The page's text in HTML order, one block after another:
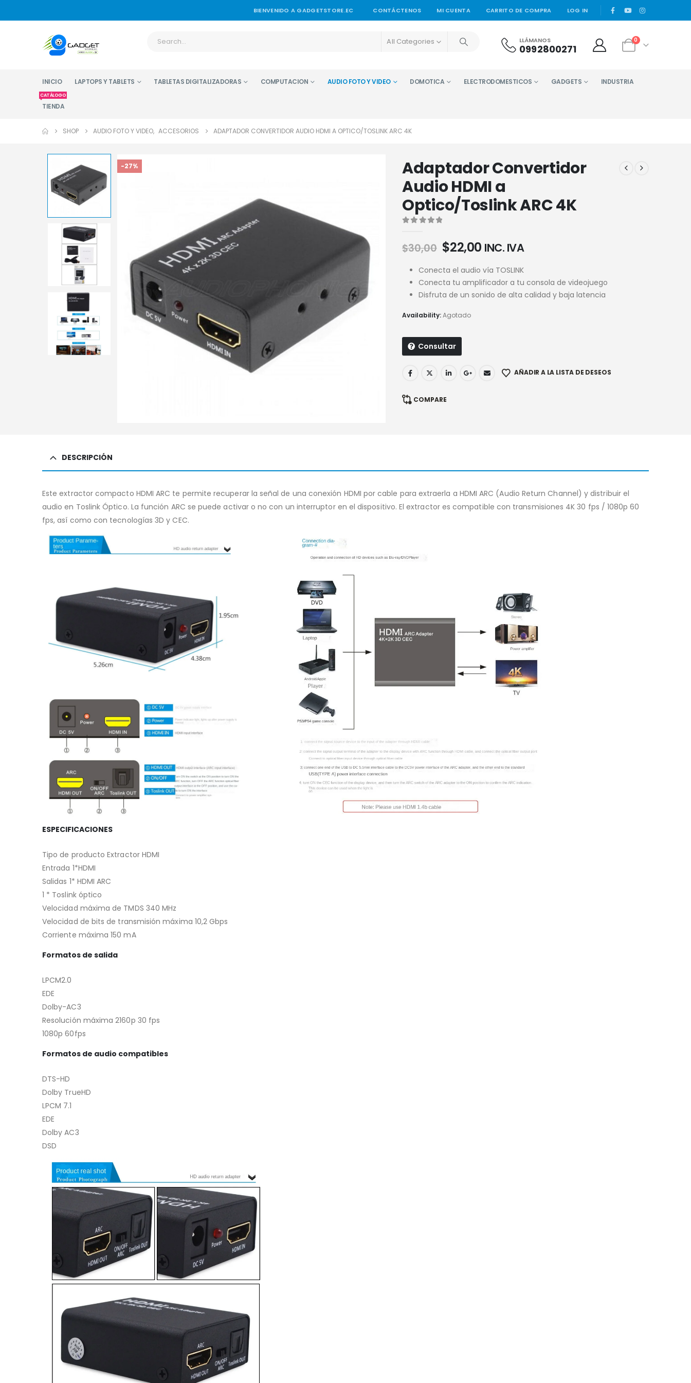
BIENVENIDO A GADGETSTORE.EC CONTÁCTENOS MI CUENTA CARRITO DE COMPRA LOG IN |
All Categories LLÁMANOS
0992800271
0
INICIO LAPTOPS Y TABLETS TABLETAS DIGITALIZADORAS COMPUTACION AUDIO FOTO Y VIDEO DOMOTICA ELECTRODOMESTICOS GADGETS INDUSTRIA
TIENDA
CATÁLOGO
SHOP AUDIO FOTO Y VIDEO, ACCESORIOS ADAPTADOR CONVERTIDOR AUDIO HDMI A OPTICO/TOSLINK ARC 4K
-27%
Adaptador Convertidor
Audio HDMI a
Optico/Toslink ARC 4K
$30,00 $22,00 INC. IVA
Conecta el audio vía TOSLINK
Conecta tu amplificador a tu consola de videojuego
Disfruta de un sonido de alta calidad y baja latencia
Availability:Agotado
Consultar
AÑADIR A LA LISTA DE DESEOS
COMPARE
DESCRIPCIÓN
Este extractor compacto HDMI ARC te permite recuperar la señal de una conexión HDMI por cable para extraerla a HDMI ARC (Audio Return Channel) y distribuir el
audio en Toslink Óptico. La función ARC se puede activar o no con un interruptor en el dispositivo. El extractor es compatible con transmisiones 4K 30 fps / 1080p 60
fps, así como con tecnologías 3D y CEC.
ESPECIFICACIONES
Tipo de producto Extractor HDMI
Entrada 1*HDMI
Salidas 1* HDMI ARC
1 * Toslink óptico
Velocidad máxima de TMDS 340 MHz
Velocidad de bits de transmisión máxima 10,2 Gbps
Corriente máxima 150 mA
Formatos de salida
LPCM2.0
EDE
Dolby-AC3
Resolución máxima 2160p 30 fps
1080p 60fps
Formatos de audio compatibles
DTS-HD
Dolby TrueHD
LPCM 7.1
EDE
Dolby AC3
DSD